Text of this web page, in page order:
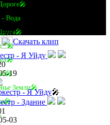
Вода
Земли🎤
Скачать клип
19
- Я Уйду🎤
03